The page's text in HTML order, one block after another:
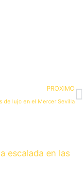
PROXIMO
de lujo en el Mercer Sevilla
escalada en las